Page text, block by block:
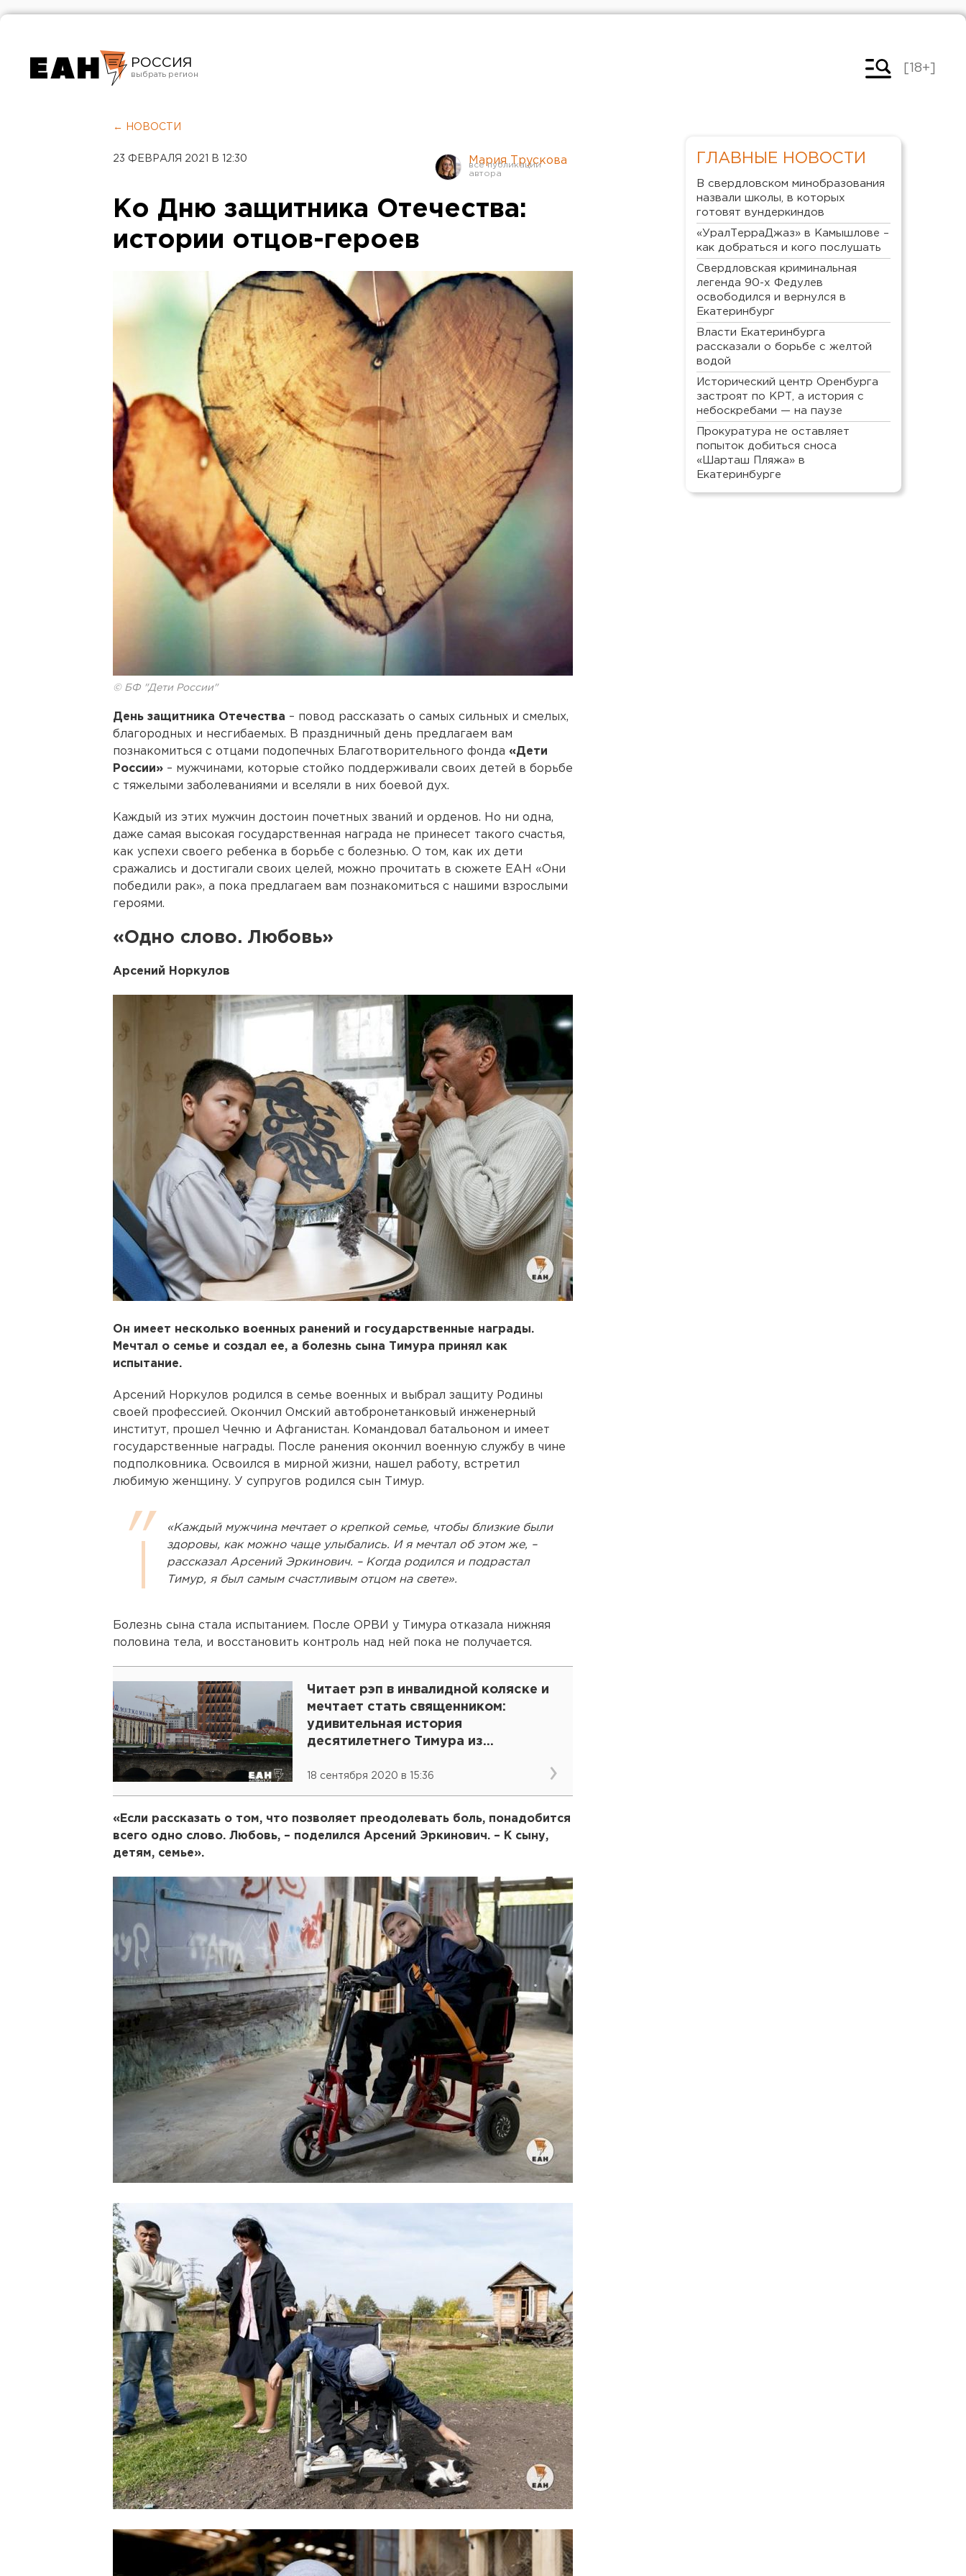
РОССИЯ
Челябинск
[18+]
← НОВОСТИ
23 ФЕВРАЛЯ 2021 В 12:30 Мария Трускова
Ко Дню защитника Отечества:
истории отцов-героев
© БФ "Дети России"
День защитника Отечества – повод рассказать о самых сильных и смелых,
благородных и несгибаемых. В праздничный день предлагаем вам
познакомиться с отцами подопечных Благотворительного фонда «Дети
России» – мужчинами, которые стойко поддерживали своих детей в борьбе
с тяжелыми заболеваниями и вселяли в них боевой дух.
Каждый из этих мужчин достоин почетных званий и орденов. Но ни одна,
даже самая высокая государственная награда не принесет такого счастья,
как успехи своего ребенка в борьбе с болезнью. О том, как их дети
сражались и достигали своих целей, можно прочитать в сюжете ЕАН «Они
победили рак», а пока предлагаем вам познакомиться с нашими взрослыми
героями.
«Одно слово. Любовь»
Арсений Норкулов
Он имеет несколько военных ранений и государственные награды.
Мечтал о семье и создал ее, а болезнь сына Тимура принял как
испытание.
Арсений Норкулов родился в семье военных и выбрал защиту Родины
своей профессией. Окончил Омский автобронетанковый инженерный
институт, прошел Чечню и Афганистан. Командовал батальоном и имеет
государственные награды. После ранения окончил военную службу в чине
подполковника. Освоился в мирной жизни, нашел работу, встретил
любимую женщину. У супругов родился сын Тимур.
«Каждый мужчина мечтает о крепкой семье, чтобы близкие были
здоровы, как можно чаще улыбались. И я мечтал об этом же, –
рассказал Арсений Эркинович. – Когда родился и подрастал
Тимур, я был самым счастливым отцом на свете».
Болезнь сына стала испытанием. После ОРВИ у Тимура отказала нижняя
половина тела, и восстановить контроль над ней пока не получается.
Читает рэп в инвалидной коляске и
мечтает стать священником:
удивительная история
десятилетнего Тимура из
18 сентября 2020 в 15:36
«Если рассказать о том, что позволяет преодолевать боль, понадобится
всего одно слово. Любовь, – поделился Арсений Эркинович. – К сыну,
детям, семье».
ГЛАВНЫЕ НОВОСТИ
В свердловском минобразования
назвали школы, в которых
готовят вундеркиндов
«УралТерраДжаз» в Камышлове –
как добраться и кого послушать
Свердловская криминальная
легенда 90-х Федулев
освободился и вернулся в
Екатеринбург
Власти Екатеринбурга
рассказали о борьбе с желтой
водой
Исторический центр Оренбурга
застроят по КРТ, а история с
небоскребами — на паузе
Прокуратура не оставляет
попыток добиться сноса
«Шарташ Пляжа» в
Екатеринбурге